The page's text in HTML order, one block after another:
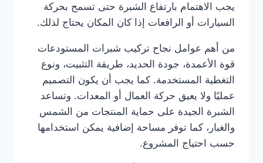
يجب الاهتمام بارتفاع الشبرة حتى تسمح بحركة
السيارات أو الرافعات إذا كان المكان يحتاج لذلك.
من أهم عوامل نجاح تركيب شبرات المستودعات
قوة الأعمدة، جودة الحديد، طريقة التثبيت، ونوع
التغطية المستخدمة. كما يجب أن يكون التصميم
عمليًا ولا يعيق حركة العمال أو المعدات. وتساعد
الشبرة الجيدة على حماية المنتجات من الشمس
والغبار، كما توفر مساحة إضافية يمكن استخدامها
حسب احتياج المشروع.